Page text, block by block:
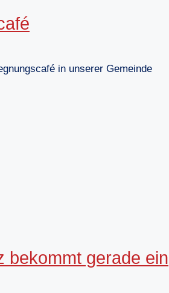
in unserer Gemeinde
bekommt gerade ein